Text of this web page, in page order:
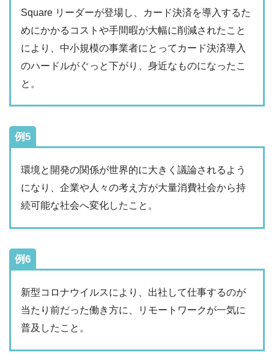
Square リーダーが登場し、カード決済を導入するた
めにかかるコストや手間暇が大幅に削減されたこと
により、中小規模の事業者にとってカード決済導入
のハードルがぐっと下がり、身近なものになったこ
と。
例5
環境と開発の関係が世界的に大きく議論されるよう
になり、企業や人々の考え方が大量消費社会から持
続可能な社会へ変化したこと。
例6
新型コロナウイルスにより、出社して仕事するのが
当たり前だった働き方に、リモートワークが一気に
普及したこと。